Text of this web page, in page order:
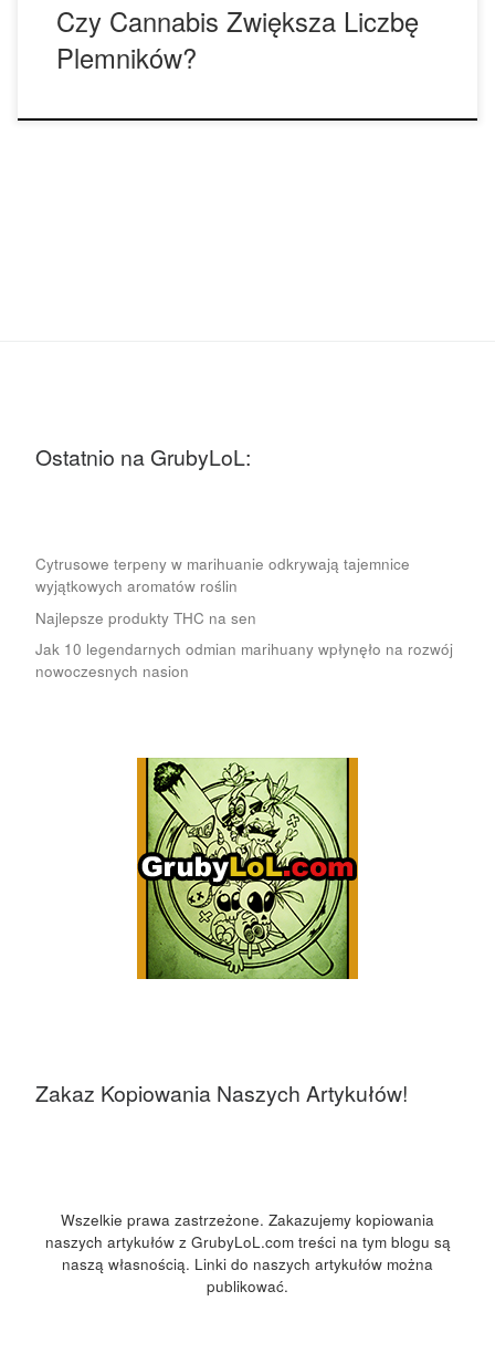
Czy Cannabis Zwiększa Liczbę
Plemników?
Ostatnio na GrubyLoL:
Cytrusowe terpeny w marihuanie odkrywają tajemnice
wyjątkowych aromatów roślin
Najlepsze produkty THC na sen
Jak 10 legendarnych odmian marihuany wpłynęło na rozwój
nowoczesnych nasion
Zakaz Kopiowania Naszych Artykułów!
Wszelkie prawa zastrzeżone. Zakazujemy kopiowania
naszych artykułów z GrubyLoL.com treści na tym blogu są
naszą własnością. Linki do naszych artykułów można
publikować.